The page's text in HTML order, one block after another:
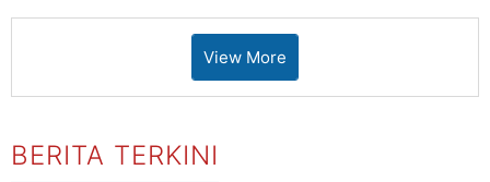
View More
BERITA TERKINI